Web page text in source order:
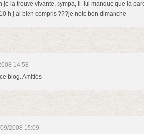
je la trouve vivante, sympa, il lui manque que la
h j ai bien compris ???je note bon dimanche
14:58
blog. Amitiés
2008 15:09